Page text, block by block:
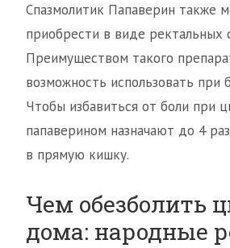
Спазмолитик Папаверин также
приобрести в виде ректальных
Преимуществом такого
возможность использовать при
Чтобы избавиться от боли при
папаверином назначают до 4
в прямую кишку.
Чем обезболить
дома: народные